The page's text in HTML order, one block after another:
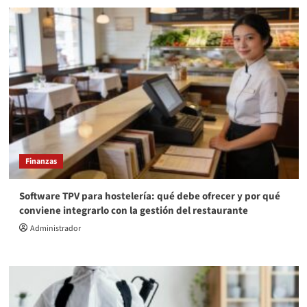
Finanzas
Software TPV para hostelería: qué debe ofrecer y por qué
conviene integrarlo con la gestión del restaurante
Administrador